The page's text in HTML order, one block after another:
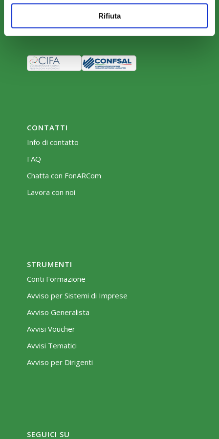
Rifiuta
Bacheca
CONTATTI
Info di contatto
FAQ
Chatta con FonARCom
Lavora con noi
STRUMENTI
Conti Formazione
Avviso per Sistemi di Imprese
Avviso Generalista
Avvisi Voucher
Avvisi Tematici
Avviso per Dirigenti
SEGUICI SU